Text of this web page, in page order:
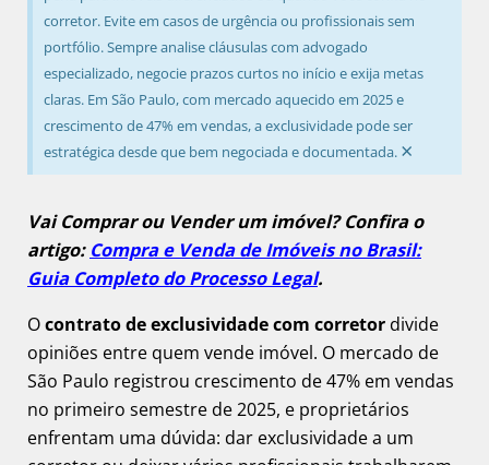
corretor. Evite em casos de urgência ou profissionais sem
portfólio. Sempre analise cláusulas com advogado
especializado, negocie prazos curtos no início e exija metas
claras. Em São Paulo, com mercado aquecido em 2025 e
crescimento de 47% em vendas, a exclusividade pode ser
estratégica desde que bem negociada e documentada. ×
Vai Comprar ou Vender um imóvel? Confira o
artigo: Compra e Venda de Imóveis no Brasil:
Guia Completo do Processo Legal.
Ocontrato de exclusividade com corretor divide
opiniões entre quem vende imóvel. O mercado de
São Paulo registrou crescimento de 47% em vendas
no primeiro semestre de 2025, e proprietários
enfrentam uma dúvida: dar exclusividade a um